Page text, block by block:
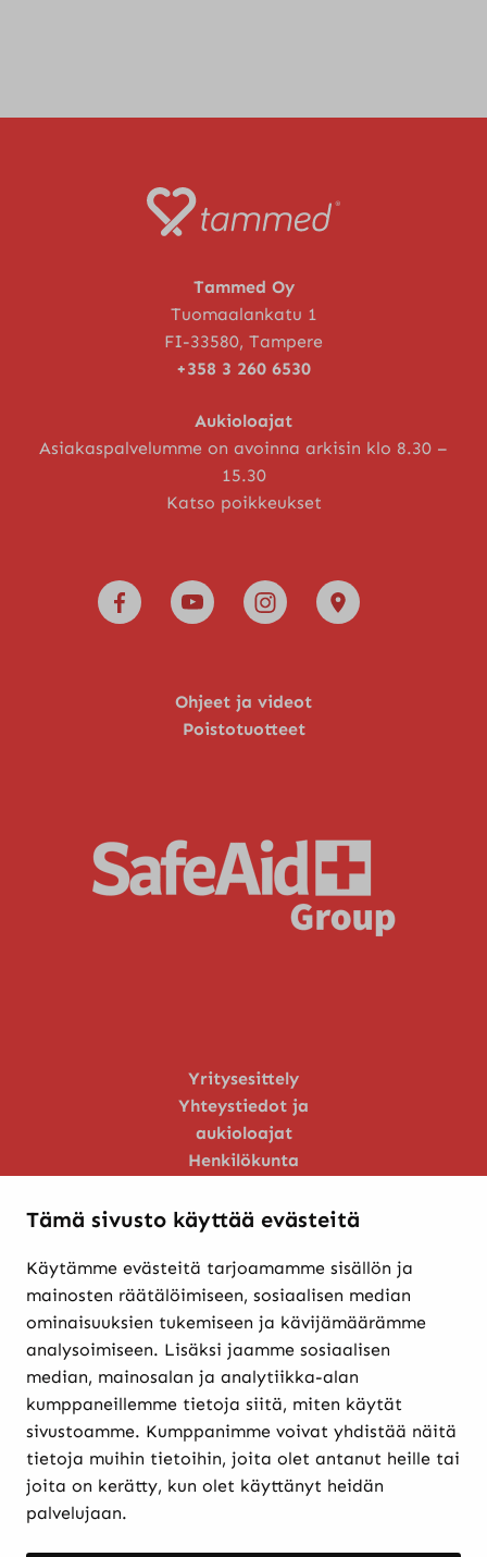
Tämä sivusto käyttää evästeitä
Käytämme evästeitä tarjoamamme sisällön ja
mainosten räätälöimiseen, sosiaalisen median
ominaisuuksien tukemiseen ja kävijämäärämme
analysoimiseen. Lisäksi jaamme sosiaalisen
median, mainosalan ja analytiikka-alan
kumppaneillemme tietoja siitä, miten käytät
sivustoamme. Kumppanimme voivat yhdistää näitä
tietoja muihin tietoihin, joita olet antanut heille tai
joita on kerätty, kun olet käyttänyt heidän
palvelujaan.
Tammed Oy
Tuomaalankatu 1
FI-33580, Tampere
+358 3 260 6530
Aukioloajat
Asiakaspalvelumme on avoinna arkisin klo 8.30 –
15.30
Katso poikkeukset
Ohjeet ja videot
Poistotuotteet
Yritysesittely
Yhteystiedot ja
aukioloajat
Henkilökunta
Verkkokaupasta ostaminen
Maksutavat ja
toimitusehdot
Palautukset
Rekisteriseloste
Evästekäytännöt
Etkö löytänyt etsimääsi? Hae sivustolta:
Haku: